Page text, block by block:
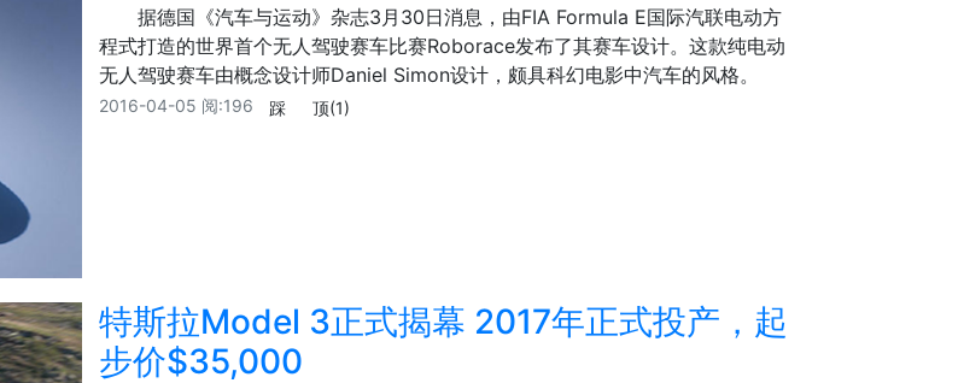
据德国《汽车与运动》杂志3月30日消息，由FIA Formula E国际汽联电动方
程式打造的世界首个无人驾驶赛车比赛Roborace发布了其赛车设计。这款纯电动
无人驾驶赛车由概念设计师Daniel Simon设计，颇具科幻电影中汽车的风格。
2016-04-05 阅:196 踩 顶(1)
特斯拉Model 3正式揭幕 2017年正式投产，起
步价$35,000